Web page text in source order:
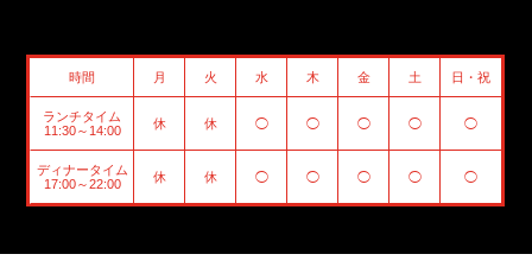
時間 月 火 水 木 金 土 日・祝
ランチタイム
11:30～14:00
休 休 ◯ ◯ ◯ ◯ ◯
ディナータイム
17:00～22:00
休 休 ◯ ◯ ◯ ◯ ◯